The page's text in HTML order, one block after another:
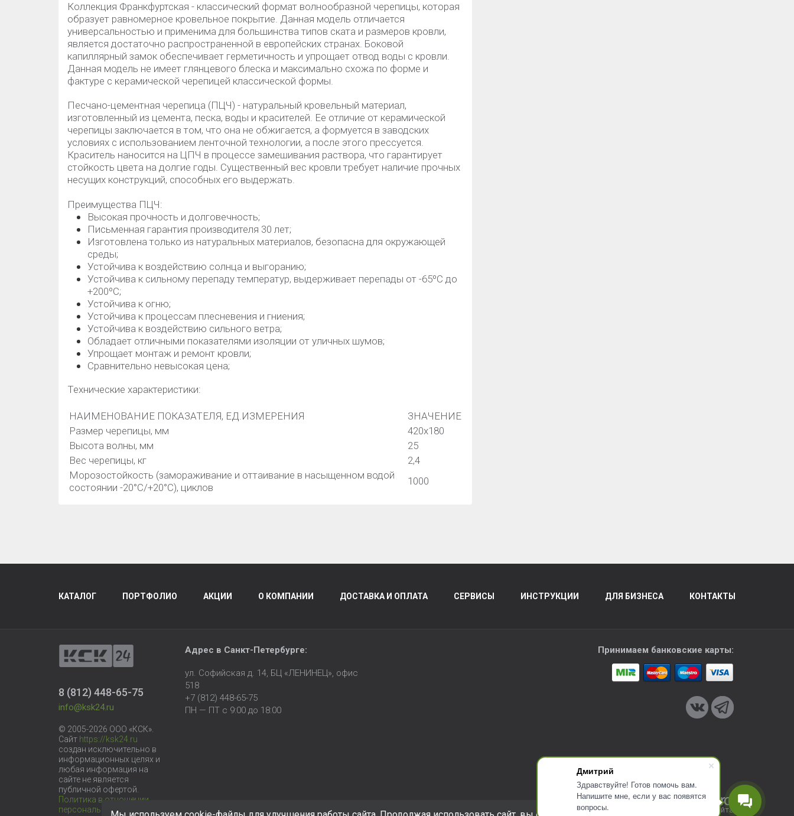
Дмитрий
Здравствуйте! Готов помочь вам.
Напишите мне, если у вас появятся
вопросы.
Коллекция Франкфуртская - классический формат волнообразной черепицы, которая
образует равномерное кровельное покрытие. Данная модель отличается
универсальностью и применима для большинства типов ската и размеров кровли,
является достаточно распространенной в европейских странах. Боковой
капиллярный замок обеспечивает герметичность и упрощает отвод воды с кровли.
Данная модель не имеет глянцевого блеска и максимально схожа по форме и
фактуре с керамической черепицей классической формы.
Песчано-цементная черепица (ПЦЧ) - натуральный кровельный материал,
изготовленный из цемента, песка, воды и красителей. Ее отличие от керамической
черепицы заключается в том, что она не обжигается, а формуется в заводских
условиях с использованием ленточной технологии, а после этого прессуется.
Краситель наносится на ЦПЧ в процессе замешивания раствора, что гарантирует
стойкость цвета на долгие годы. Существенный вес кровли требует наличие прочных
несущих конструкций, способных его выдержать.
Преимущества ПЦЧ:
Высокая прочность и долговечность;
Письменная гарантия производителя 30 лет;
Изготовлена только из натуральных материалов, безопасна для окружающей
среды;
Устойчива к воздействию солнца и выгоранию;
Устойчива к сильному перепаду температур, выдерживает перепады от -65ºС до
+200ºС;
Устойчива к огню;
Устойчива к процессам плесневения и гниения;
Устойчива к воздействию сильного ветра;
Обладает отличными показателями изоляции от уличных шумов;
Упрощает монтаж и ремонт кровли;
Сравнительно невысокая цена;
Технические характеристики:
НАИМЕНОВАНИЕ ПОКАЗАТЕЛЯ, ЕД.ИЗМЕРЕНИЯ
ЗНАЧЕНИЕ
Размер черепицы, мм
420х180
Высота волны, мм
25
Вес черепицы, кг
2,4
Морозостойкость (замораживание и оттаивание в насыщенном водой
состоянии -20°С/+20°С), циклов
1000
КАТАЛОГ ПОРТФОЛИО АКЦИИ О КОМПАНИИ ДОСТАВКА И ОПЛАТА СЕРВИСЫ ИНСТРУКЦИИ ДЛЯ БИЗНЕСА КОНТАКТЫ
8 (812) 448-65-75
info@ksk24.ru
© 2005-2026 ООО «КСК».
Сайт https://ksk24.ru
создан исключительно в
информационных целях и
любая информация на
сайте не является
публичной офертой.
Политика в отношении
персональных данных
Адрес в Санкт-Петербурге:
ул. Софийская д. 14, БЦ «ЛЕНИНЕЦ», офис
518
+7 (812) 448-65-75
ПН — ПТ с 9:00 до 18:00
Принимаем банковские карты:
Разработка сайта